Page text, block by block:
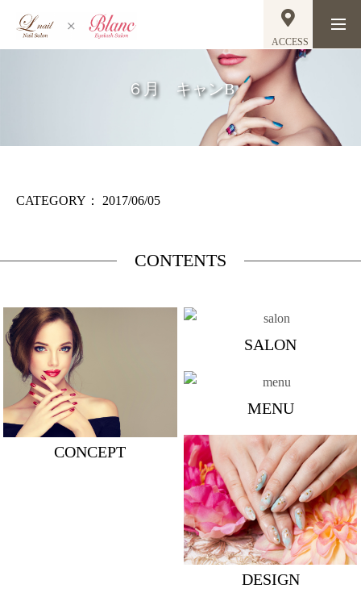
ACCESS
６月 キャンB
CATEGORY： 2017/06/05
CONTENTS
CONCEPT
SALON
MENU
DESIGN